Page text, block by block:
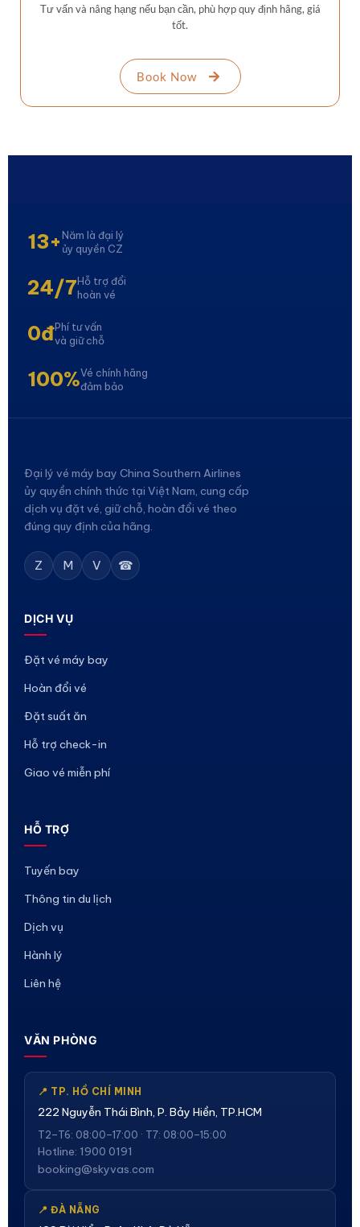
Tư vấn và nâng hạng nếu bạn cần, phù hợp quy định hãng, giá
tốt.
Book Now
13+Năm là đại lý
ủy quyền CZ
24/7Hỗ trợ đổi
hoàn vé
0đPhí tư vấn
và giữ chỗ
100%Vé chính hãng
đảm bảo
Đại lý vé máy bay China Southern Airlines
ủy quyền chính thức tại Việt Nam, cung cấp
dịch vụ đặt vé, giữ chỗ, hoàn đổi vé theo
đúng quy định của hãng.
Z M V ☎
DỊCH VỤ
Đặt vé máy bay
Hoàn đổi vé
Đặt suất ăn
Hỗ trợ check-in
Giao vé miễn phí
HỖ TRỢ
Tuyến bay
Thông tin du lịch
Dịch vụ
Hành lý
Liên hệ
VĂN PHÒNG
📍 TP. HỒ CHÍ MINH
222 Nguyễn Thái Bình, P. Bảy Hiền, TP.HCM
T2–T6: 08:00–17:00 · T7: 08:00–15:00
Hotline: 1900 0191
booking@skyvas.com
📍 ĐÀ NẴNG